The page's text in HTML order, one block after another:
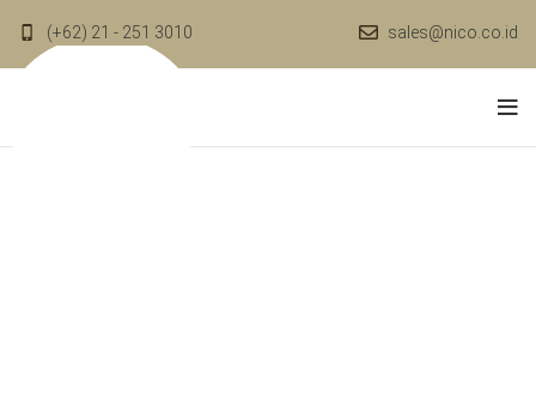
(+62) 21 - 251 3010 sales@nico.co.id